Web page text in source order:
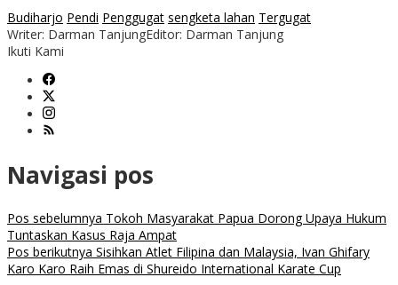
Budiharjo Pendi Penggugat sengketa lahan Tergugat
Writer: Darman TanjungEditor: Darman Tanjung
Ikuti Kami
Navigasi pos
Pos sebelumnya Tokoh Masyarakat Papua Dorong Upaya Hukum
Tuntaskan Kasus Raja Ampat
Pos berikutnya Sisihkan Atlet Filipina dan Malaysia, Ivan Ghifary
Karo Karo Raih Emas di Shureido International Karate Cup